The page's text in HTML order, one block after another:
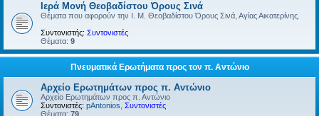
Ιερά Μονή Θεοβαδίστου Όρους Σινά
Θέματα που αφορούν την Ι. Μ. Θεοβαδίστου Όρους Σινά, Αγίας Αικατερίνης.
Συντονιστής: Συντονιστές
Θέματα: 9
Πνευματικά Ερωτήματα προς τον π. Αντώνιο
Αρχείο Ερωτημάτων προς π. Αντώνιο
Αρχείο Ερωτημάτων προς π. Αντώνιο
Συντονιστές: pAntonios Συντονιστές
Θέματα: 79